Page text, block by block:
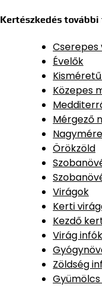
Kertészkedés további
Cserepes
Évelők
Közepes
Mérgező
Örökzöld
Virágok
Kerti
Kezdő
Virág infók
Zöldség